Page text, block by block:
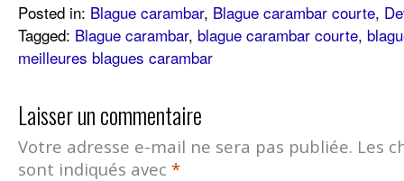
Posted in: Blague carambar, Blague carambar courte,
Tagged: Blague carambar, blague carambar courte,
meilleures blagues carambar
Laisser un commentaire
Votre adresse e-mail ne sera pas publiée. Les
sont indiqués avec *